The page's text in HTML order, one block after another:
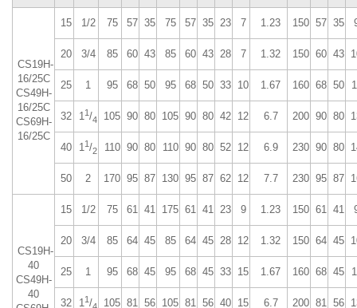
CS19H-
16/25C
CS49H-
16/25C
CS69H-
16/25C
15 1/2 75 57 35 75 57 35 23 7 1.23 150 57 35
20 3/4 85 60 43 85 60 43 28 7 1.32 150 60 43
25 1 95 68 50 95 68 50 33 10 1.67 160 68 50
32 11/4 105 90 80 105 90 80 42 12 6.7 200 90 80
40 11/2 110 90 80 110 90 80 52 12 6.9 230 90 80
50 2 170 95 87 130 95 87 62 12 7.7 230 95 87
CS19H-
40
CS49H-
40
15 1/2 75 61 41 175 61 41 23 9 1.23 150 61 41
20 3/4 85 64 45 85 64 45 28 12 1.32 150 64 45
25 1 95 68 45 95 68 45 33 15 1.67 160 68 45
32 11/ 105 81 56 105 81 56 40 15 6.7 200 81 56